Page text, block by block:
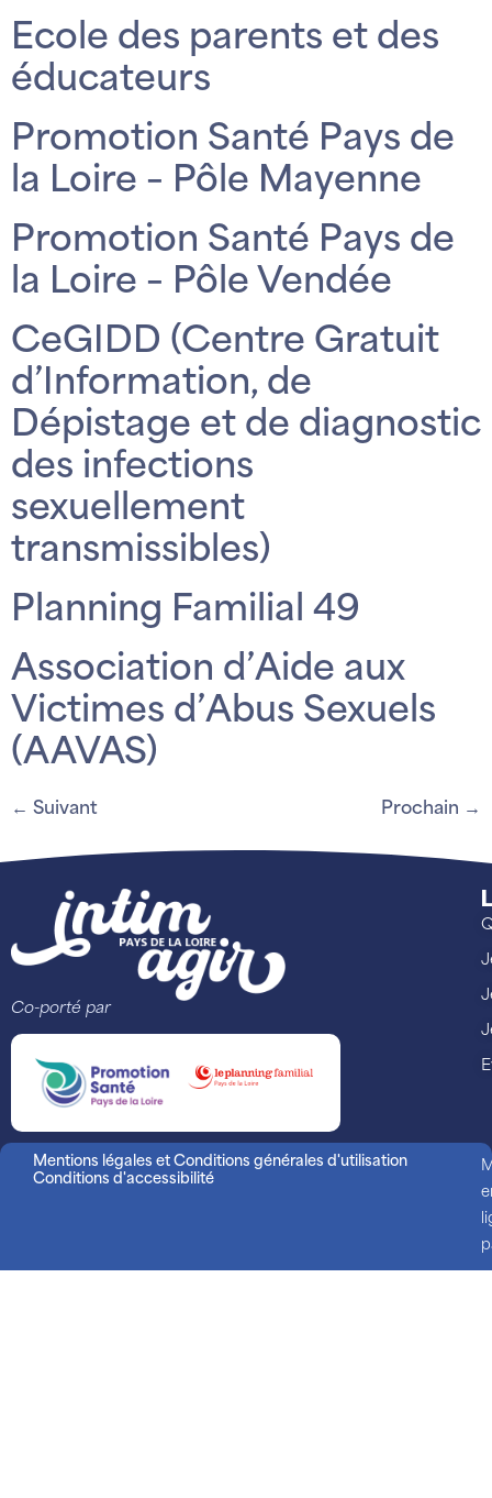
Ecole des parents et des
éducateurs
Promotion Santé Pays de
la Loire – Pôle Mayenne
Promotion Santé Pays de
la Loire – Pôle Vendée
CeGIDD (Centre Gratuit
d’Information, de
Dépistage et de diagnostic
des infections
sexuellement
transmissibles)
Planning Familial 49
Association d’Aide aux
Victimes d’Abus Sexuels
(AAVAS)
← Suivant Prochain →
Co-porté par
Mentions légales et Conditions générales d'utilisation
Conditions d'accessibilité